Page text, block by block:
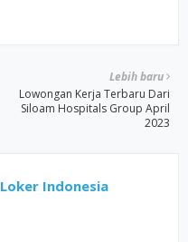
Lebih baru
Lowongan Kerja Terbaru Dari
Siloam Hospitals Group April
2023
Loker Indonesia